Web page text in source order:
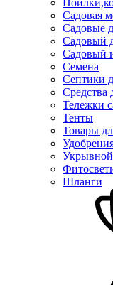
Садовая
Садовые
Садовый
Садовый
Семена
Септики
Средства
Тележки
Тенты
Товары
Укрывной
Шланги